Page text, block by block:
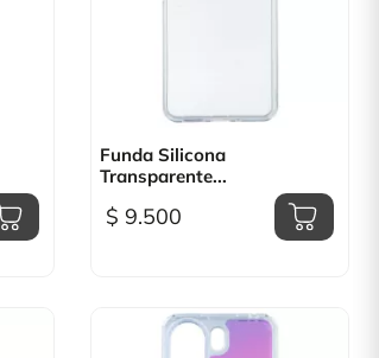
Vista rápida
Funda Silicona
Transparente...
$ 9.500